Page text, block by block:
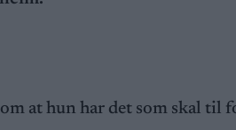
at hun har det som skal til